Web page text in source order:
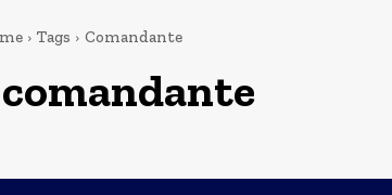
Tags Comandante
comandante